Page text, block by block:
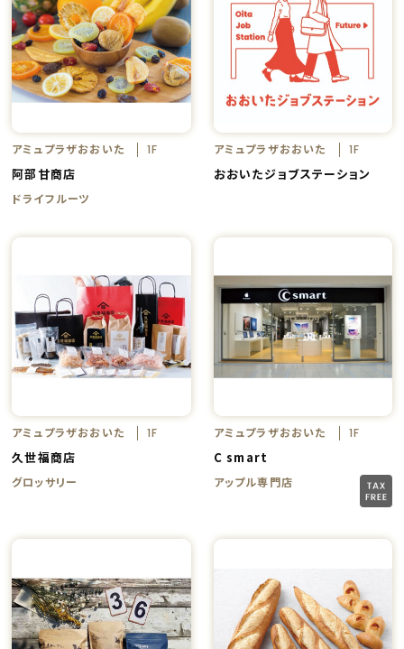
アミュプラザおおいた 1F
阿部甘商店
ドライフルーツ
アミュプラザおおいた 1F
おおいたジョブステーション
アミュプラザおおいた 1F
久世福商店
グロッサリー
アミュプラザおおいた 1F
C smart
アップル専門店